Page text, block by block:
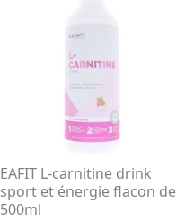
EAFIT L-carnitine drink
sport et énergie flacon de
500ml